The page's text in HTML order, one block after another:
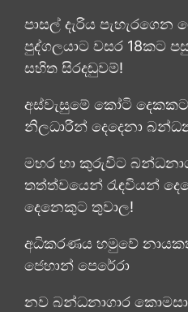
පාසල් දැරිය
පුද්ගලයාට වසර 18කට
සහිත සිරදඬුවම්!
අස්වැසුමේ කෝටි
නිලධාරීන් දෙදෙනා
මහර හා කුරුවිට
තත්ත්වයෙන් රැඳවියන්
දෙනෙකුට තුවාල!
අධිකරණය හමුවේ
ජෙහාන් පෙරේරා
නව බන්ධනාගාර